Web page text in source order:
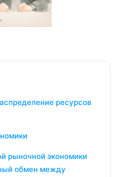
ресурсов
рыночной экономики
обмен между